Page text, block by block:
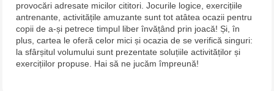
Multistore Soroca - bd. Ștefan cel Mare, 110
provocări adresate micilor cititori. Jocurile logice, exercițiile
antrenante, activitățile amuzante sunt tot atâtea ocazii pentru
copii de a-și petrece timpul liber învățând prin joacă! Și, în
plus, cartea le oferă celor mici și ocazia de se verifică singuri:
la sfârșitul volumului sunt prezentate soluțiile activităților și
exercițiilor propuse. Hai să ne jucăm împreună!